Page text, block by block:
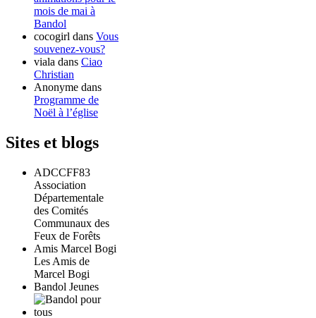
mois de mai à
Bandol
cocogirl dans Vous
souvenez-vous?
viala dans Ciao
Christian
Anonyme dans
Programme de
Noël à l’église
Sites et blogs
ADCCFF83
Association
Départementale
des Comités
Communaux des
Feux de Forêts
Amis Marcel Bogi
Les Amis de
Marcel Bogi
Bandol Jeunes